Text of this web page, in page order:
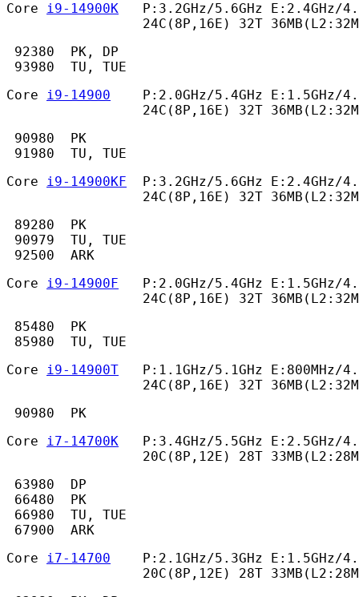
Core i9-14900K
P:3.2GHz/5.6GHz E:2.4GHz/
24C(8P,16E) 32T
92380  PK, DP
93980  TU, TUE
Core i9-14900
P:2.0GHz/5.4GHz E:1.5GHz/
24C(8P,16E) 32T
90980  PK
91980  TU, TUE
Core i9-14900KF
P:3.2GHz/5.6GHz E:2.4GHz/
24C(8P,16E) 32T
89280  PK
90979  TU, TUE
92500  ARK
Core i9-14900F
P:2.0GHz/5.4GHz E:1.5GHz/
24C(8P,16E) 32T
85480  PK
85980  TU, TUE
Core i9-14900T
P:1.1GHz/5.1GHz E:800MHz/
24C(8P,16E) 32T
90980  PK
Core i7-14700K
P:3.4GHz/5.5GHz E:2.5GHz/
20C(8P,12E) 28T
63980  DP
66480  PK
66980  TU, TUE
67900  ARK
Core i7-14700
P:2.1GHz/5.3GHz E:1.5GHz/
20C(8P,12E) 28T